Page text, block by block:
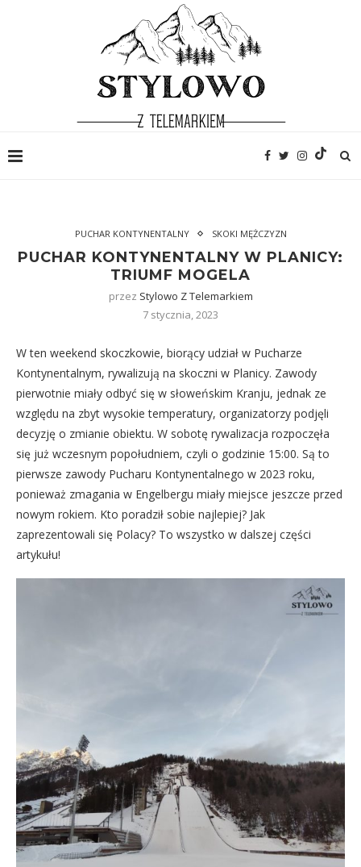
PUCHAR KONTYNENTALNY SKOKI MĘŻCZYZN
PUCHAR KONTYNENTALNY W PLANICY:
TRIUMF MOGELA
przez Stylowo Z Telemarkiem
7 stycznia, 2023
W ten weekend skoczkowie, biorący udział w Pucharze
Kontynentalnym, rywalizują na skoczni w Planicy. Zawody
pierwotnie miały odbyć się w słoweńskim Kranju, jednak ze
względu na zbyt wysokie temperatury, organizatorzy podjęli
decyzję o zmianie obiektu. W sobotę rywalizacja rozpoczęła
się już wczesnym popołudniem, czyli o godzinie 15:00. Są to
pierwsze zawody Pucharu Kontynentalnego w 2023 roku,
ponieważ zmagania w Engelbergu miały miejsce jeszcze przed
nowym rokiem. Kto poradził sobie najlepiej? Jak
zaprezentowali się Polacy? To wszystko w dalszej części
artykułu!